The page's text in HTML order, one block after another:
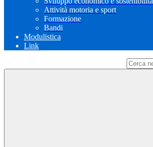
Attività motoria e sport
Formazione
Bandi
Modulistica
Link